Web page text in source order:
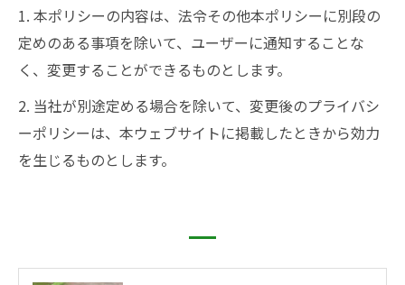
1. 本ポリシーの内容は、法令その他本ポリシーに別段の
定めのある事項を除いて、ユーザーに通知することな
く、変更することができるものとします。
2. 当社が別途定める場合を除いて、変更後のプライバシ
ーポリシーは、本ウェブサイトに掲載したときから効力
を生じるものとします。